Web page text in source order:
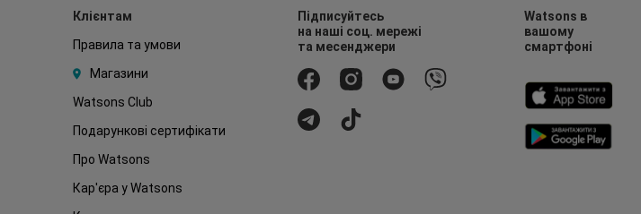
Клієнтам
Правила та умови
Магазини
Watsons Club
Подарункові сертифікати
Про Watsons
Кар'єра у Watsons
Підписуйтесь
на наші соц. мережі
та месенджери
Watsons в
вашому
смартфоні